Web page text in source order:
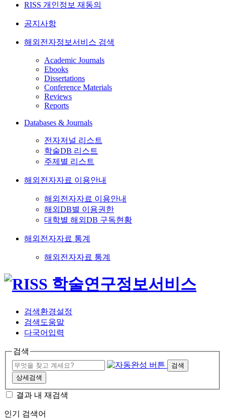
RISS 개인정보 재동의
공지사항
해외전자정보서비스 검색
Academic Journals
Ebooks
Dissertations
Conference Materials
Reviews
Reports
Databases & Journals
전자저널 리스트
학술DB 리스트
주제별 리스트
해외전자자료 이용안내
해외전자자료 이용안내
해외DB별 이용권한
대학별 해외DB 구독현황
해외전자자료 통계
해외전자자료 통계
검색환경설정
검색도움말
다국어입력
검색
검색
상세검색
결과 내 재검색
인기 검색어